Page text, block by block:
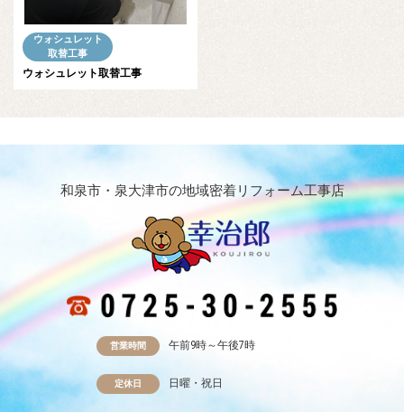
ウォシュレット
取替工事
ウォシュレット取替工事
和泉市・泉大津市の地域密着リフォーム工事店
営業時間 午前9時～午後7時
定休日 日曜・祝日